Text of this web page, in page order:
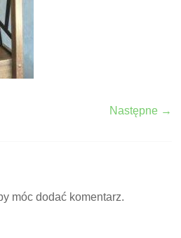
Następne →
móc dodać komentarz.